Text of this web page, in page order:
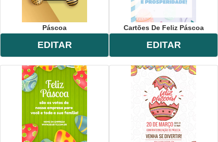
Páscoa
EDITAR
Cartões De Feliz Páscoa
EDITAR